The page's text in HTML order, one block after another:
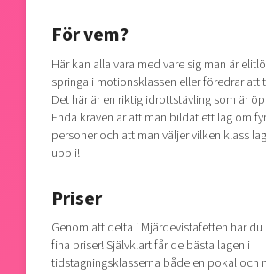
För vem?
Här kan alla vara med vare sig man är
springa i motionsklassen eller föredrar att
Det här är en riktig idrottstävling som är
Enda kraven är att man bildat ett lag om
personer och att man väljer vilken klass
upp i!
Priser
Genom att delta i Mjärdevistafetten har du
fina priser! Självklart får de bästa lagen i
tidstagningsklasserna både en pokal och